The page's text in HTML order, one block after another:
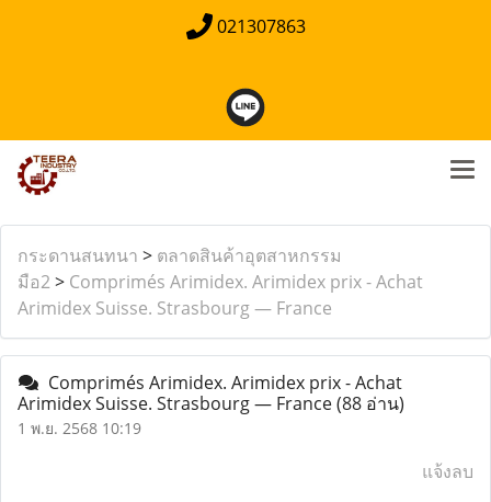
021307863
กระดานสนทนา > ตลาดสินค้าอุตสาหกรรม
มือ2> Comprimés Arimidex. Arimidex prix - Achat
Arimidex Suisse. Strasbourg — France
Comprimés Arimidex. Arimidex prix - Achat
Arimidex Suisse. Strasbourg — France(88 อ่าน)
1 พ.ย. 2568 10:19
แจ้งลบ